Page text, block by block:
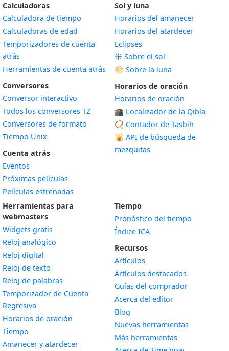
Calculadoras
Calculadora de tiempo
Calculadoras de edad
Temporizadores de cuenta
atrás
Herramientas de cuenta atrás
Conversores
Conversor interactivo
Todos los conversores TZ
Conversores de formato
Tiempo Unix
Cuenta atrás
Eventos
Próximas películas
Películas estrenadas
Sol y luna
Horarios del amanecer
Horarios del atardecer
Eclipses
☀️ Sobre el sol
🌕 Sobre la luna
Horarios de oración
Horarios de oración
🕋 Localizador de la Qibla
📿 Contador de Tasbih
🕌 API de búsqueda de
mezquitas
Herramientas para
webmasters
Widgets gratis
Reloj analógico
Reloj digital
Reloj de texto
Reloj de palabras
Temporizador de Cuenta
Regresiva
Horarios de oración
Tiempo
Amanecer y atardecerWidget
Tiempo
Pronóstico del tiempo
Índice ICA
Recursos
Artículos
Artículos destacados
Guías del comprador
Acerca del editor
Blog
Nuevas herramientas
Más herramientas